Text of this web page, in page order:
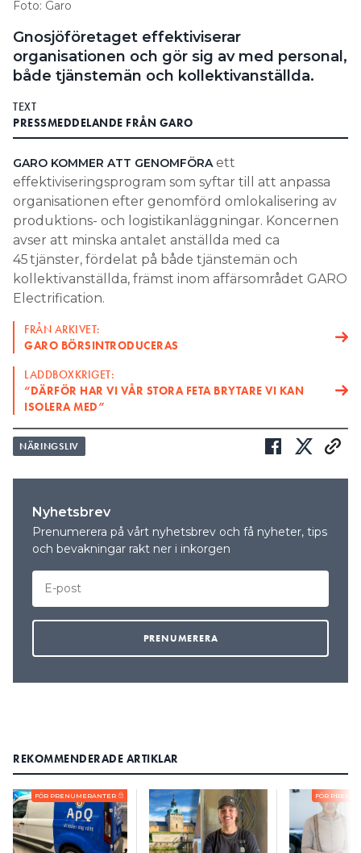
Foto: Garo
Gnosjöföretaget effektiviserar
organisationen och gör sig av med personal,
både tjänstemän och kollektivanställda.
TEXT
PRESSMEDDELANDE FRÅN GARO
GARO KOMMER ATT GENOMFÖRAett
effektiviseringsprogram som syftar till att anpassa
organisationen efter genomförd omlokalisering av
produktions- och logistikanläggningar. Koncernen
avser att minska antalet anställda med ca
45 tjänster, fördelat på både tjänstemän och
kollektivanställda, främst inom affärsområdet GARO
Electrification.
FRÅN ARKIVET:
GARO BÖRSINTRODUCERAS
LADDBOXKRIGET:
“DÄRFÖR HAR VI VÅR STORA FETA BRYTARE VI KAN
ISOLERA MED”
NÄRINGSLIV
Nyhetsbrev
Prenumerera på vårt nyhetsbrev och få nyheter, tips
och bevakningar rakt ner i inkorgen
REKOMMENDERADE ARTIKLAR
FÖR PRENUMERANTER FÖR